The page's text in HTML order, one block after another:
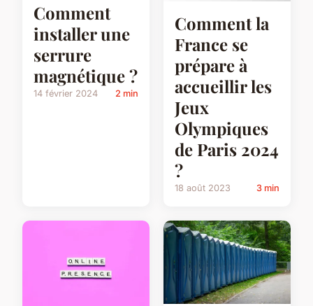
Comment
installer une
serrure
magnétique ?
14 février 2024 2 min
Comment la
France se
prépare à
accueillir les
Jeux
Olympiques
de Paris 2024
?
18 août 2023 3 min